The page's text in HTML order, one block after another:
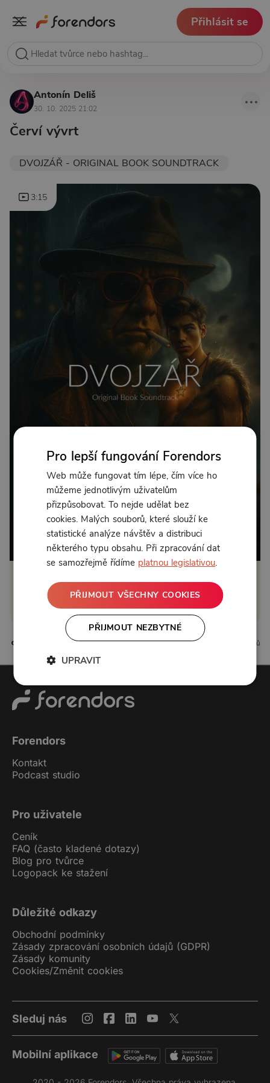
Přihlásit se
Antonín Deliš
30. 10. 2025 21:02
Červí vývrt
DVOJZÁŘ - ORIGINAL BOOK SOUNDTRACK
3:15
Klikněte pro odemčení
nebo sepřihlaste
0 komentářů
Forendors
Kontakt
Podcast studio
Pro uživatele
Ceník
FAQ (často kladené dotazy)
Blog pro tvůrce
Logopack ke stažení
Důležité odkazy
Obchodní podmínky
Zásady zpracování osobních údajů (GDPR)
Zásady komunity
Cookies/Změnit cookies
Sleduj nás
Mobilní aplikace
Pro lepší fungování Forendors
Web může fungovat tím lépe, čím více ho
můžeme jednotlivým uživatelům
přizpůsobovat. To nejde udělat bez
cookies. Malých souborů, které slouží ke
statistické analýze návštěv a distribuci
některého typu obsahu. Při zpracování dat
se samozřejmě řídíme platnou legislativou.
PŘIJMOUT VŠECHNY COOKIES
PŘIJMOUT NEZBYTNÉ
UPRAVIT